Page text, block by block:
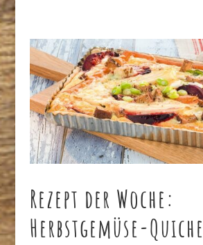
Rezept der Woche:
Herbstgemüse-Quiche